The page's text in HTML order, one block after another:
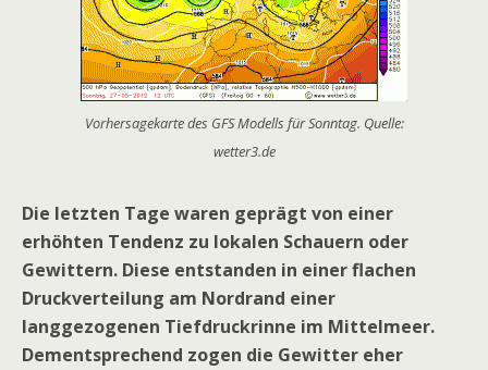
Vorhersagekarte des GFS Modells für Sonntag. Quelle:
wetter3.de
Die letzten Tage waren geprägt von einer
erhöhten Tendenz zu lokalen Schauern oder
Gewittern. Diese entstanden in einer flachen
Druckverteilung am Nordrand einer
langgezogenen Tiefdruckrinne im Mittelmeer.
Dementsprechend zogen die Gewitter eher